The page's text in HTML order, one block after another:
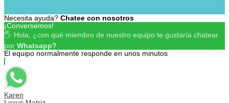
Necesita ayuda? Chatee con nosotros
¡Conversemos!
🖐 Hola, ¿con qué miembro de nuestro equipo te gustaría chatear
por Whatsapp?
El equipo normalmente responde en unos minutos
Karen